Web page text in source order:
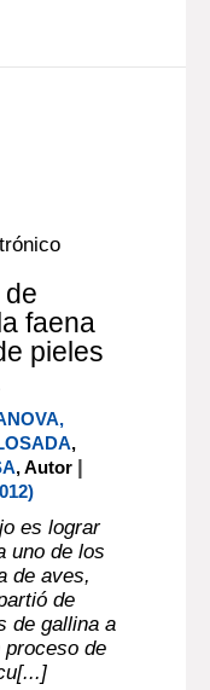
faena
pieles
,
, Autor |
es lograr
uno de los
de aves,
de
de gallina a
de